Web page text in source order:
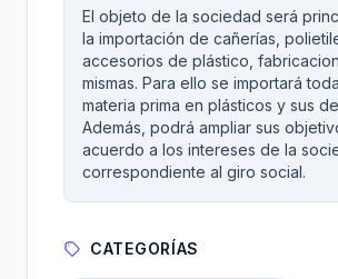
El objeto de la sociedad será
la importación de cañerías,
accesorios de plástico,
mismas. Para ello se importará
materia prima en plásticos y sus
Además, podrá ampliar sus
acuerdo a los intereses de la
correspondiente al giro social.
CATEGORÍAS